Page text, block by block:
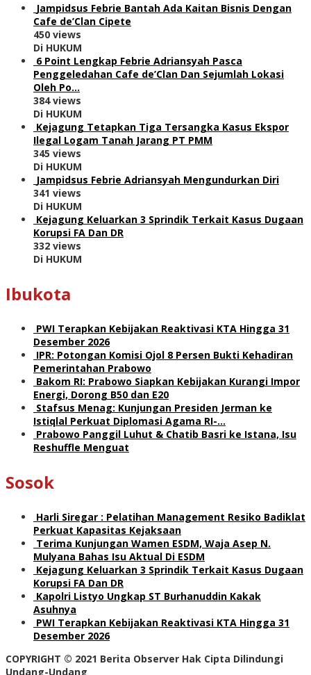
Jampidsus Febrie Bantah Ada Kaitan Bisnis Dengan
Cafe de’Clan Cipete
450 views
Di HUKUM
6 Point Lengkap Febrie Adriansyah Pasca
Penggeledahan Cafe de’Clan Dan Sejumlah Lokasi
Oleh Po…
384 views
Di HUKUM
Kejagung Tetapkan Tiga Tersangka Kasus Ekspor
Ilegal Logam Tanah Jarang PT PMM
345 views
Di HUKUM
Jampidsus Febrie Adriansyah Mengundurkan Diri
341 views
Di HUKUM
Kejagung Keluarkan 3 Sprindik Terkait Kasus Dugaan
Korupsi FA Dan DR
332 views
Di HUKUM
Ibukota
PWI Terapkan Kebijakan Reaktivasi KTA Hingga 31
Desember 2026
IPR: Potongan Komisi Ojol 8 Persen Bukti Kehadiran
Pemerintahan Prabowo
Bakom RI: Prabowo Siapkan Kebijakan Kurangi Impor
Energi, Dorong B50 dan E20
Stafsus Menag: Kunjungan Presiden Jerman ke
Istiqlal Perkuat Diplomasi Agama RI-…
Prabowo Panggil Luhut & Chatib Basri ke Istana, Isu
Reshuffle Menguat
Sosok
Harli Siregar : Pelatihan Management Resiko Badiklat
Perkuat Kapasitas Kejaksaan
Terima Kunjungan Wamen ESDM, Waja Asep N.
Mulyana Bahas Isu Aktual Di ESDM
Kejagung Keluarkan 3 Sprindik Terkait Kasus Dugaan
Korupsi FA Dan DR
Kapolri Listyo Ungkap ST Burhanuddin Kakak
Asuhnya
PWI Terapkan Kebijakan Reaktivasi KTA Hingga 31
Desember 2026
COPYRIGHT © 2021 Berita Observer Hak Cipta Dilindungi
Undang-Undang